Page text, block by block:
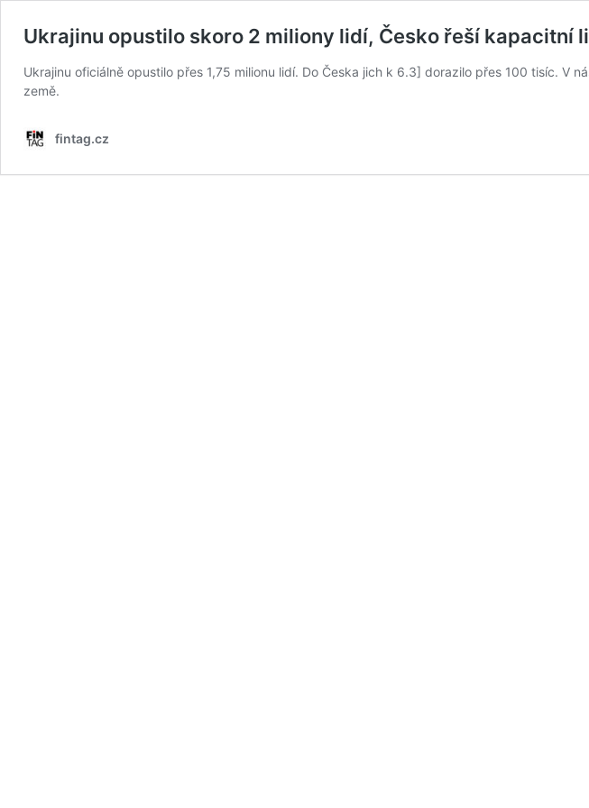
Ukrajinu opustilo skoro 2 miliony lidí, Česko řeší kapacitní
Ukrajinu oficiálně opustilo přes 1,75 milionu lidí. Do Česka jich k 6.3] dorazilo přes 100 tisíc.
země.
fintag.cz